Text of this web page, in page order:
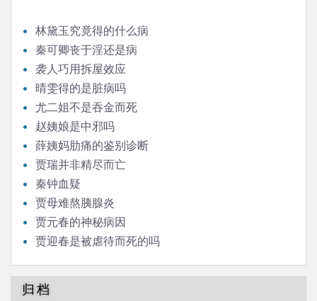
林黛玉究竟得的什么病
秦可卿丧于淫还是病
袭人巧用拆屋效应
晴雯得的是脏病吗
尤二姐不是吞金而死
赵姨娘是中邪吗
薛姨妈肋痛的鉴别诊断
贾瑞并非精尽而亡
秦钟血疑
贾母难熬胰腺炎
贾元春的神秘病因
贾迎春是被虐待而死的吗
归档